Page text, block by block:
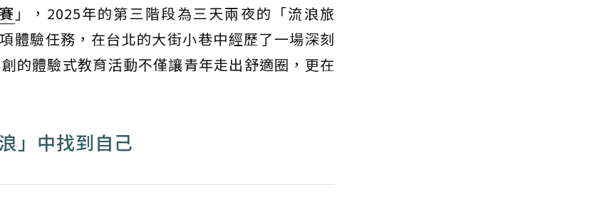
」，2025年的第三階段為三天兩夜的「流浪旅
體驗任務，在台北的大街小巷中經歷了一場深刻
的體驗式教育活動不僅讓青年走出舒適圈，更在
」中找到自己